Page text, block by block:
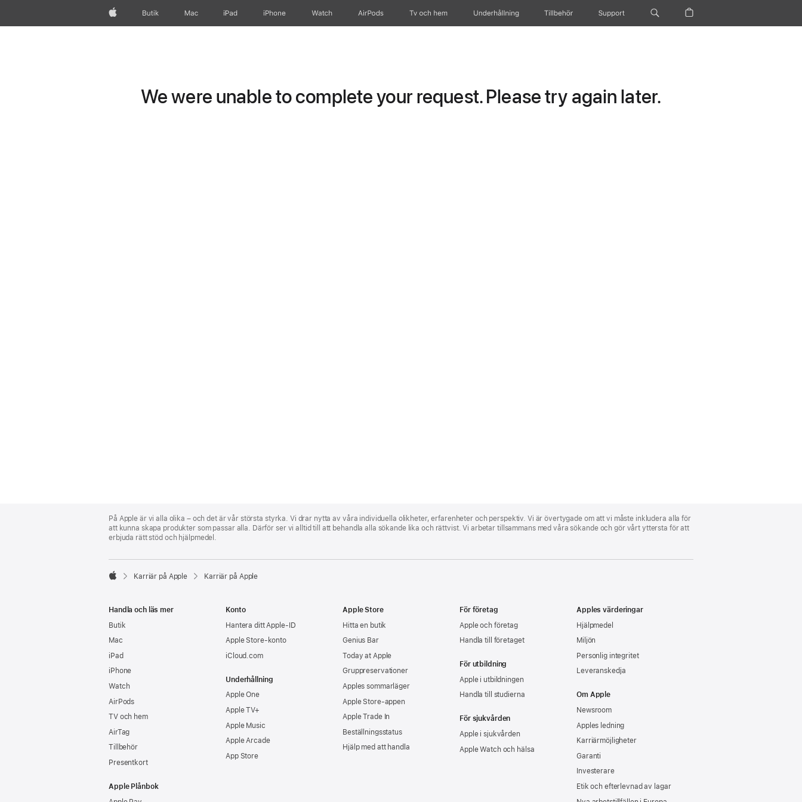
AppleButik Mac iPad iPhone Watch AirPods Tv och hem Underhållning Tillbehör Support
We were unable to complete your request. Please try again later.
Footer
På Apple är vi alla olika – och det är vår största styrka. Vi drar nytta av våra individuella olikheter, erfarenheter och perspektiv. Vi är övertygade om att vi måste inkludera alla för
att kunna skapa produkter som passar alla. Därför ser vi alltid till att behandla alla sökande lika och rättvist. Vi arbetar tillsammans med våra sökande och gör vårt yttersta för att
erbjuda rätt stöd och hjälpmedel.

Karriär på Apple Karriär på Apple
Handla och läs mer
Butik
Mac
iPad
iPhone
Watch
AirPods
TV och hem
AirTag
Tillbehör
Presentkort
Apple Plånbok
Konto
Hantera ditt Apple-ID
Apple Store-konto
iCloud.com
Underhållning
Apple One
Apple TV+
Apple Music
Apple Arcade
App Store
Apple Store
Hitta en butik
Genius Bar
Today at Apple
Gruppreservationer
Apples sommarläger
Apple Store-appen
Apple Trade In
Beställningsstatus
Hjälp med att handla
För företag
Apple och företag
Handla till företaget
För utbildning
Apple i utbildningen
Handla till studierna
För sjukvården
Apple i sjukvården
Apple Watch och hälsa
Apples värderingar
Hjälpmedel
Miljön
Personlig integritet
Leveranskedja
Om Apple
Newsroom
Apples ledning
Karriärmöjligheter
Garanti
Investerare
Etik och efterlevnad av lagar